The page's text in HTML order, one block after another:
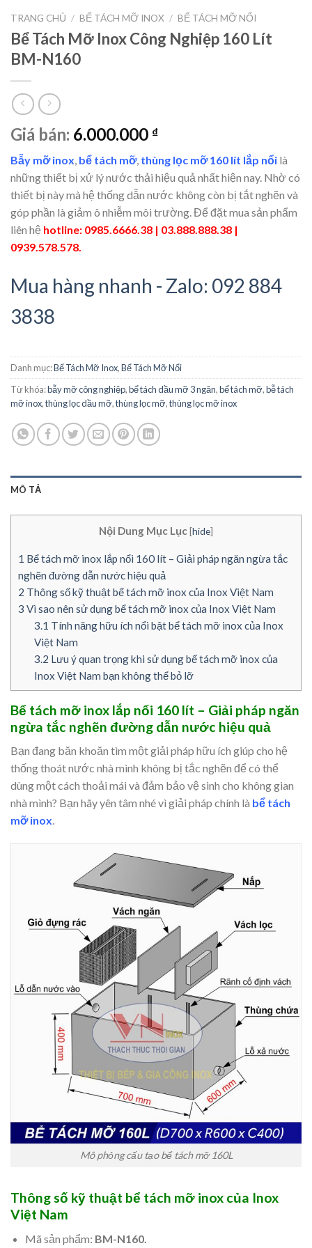
TRANG CHỦ / BỂ TÁCH MỠ INOX / BỂ TÁCH MỠ NỔI
Bể Tách Mỡ Inox Công Nghiệp 160 Lít
BM-N160
Giá bán: 6.000.000 ₫
Bẫy mỡ inox, bể tách mỡ, thùng lọc mỡ 160 lít lắp nổi là
những thiết bị xử lý nước thải hiệu quả nhất hiện nay. Nhờ có
thiết bị này mà hệ thống dẫn nước không còn bị tắt nghẽn và
góp phần là giảm ô nhiễm môi trường. Để đặt mua sản phẩm
liên hệ hotline: 0985.6666.38 | 03.888.888.38 |
0939.578.578.
Mua hàng nhanh - Zalo: 092 884
3838
Danh mục:Bể Tách Mỡ Inox,Bể Tách Mỡ Nổi
Từ khóa:bẫy mỡ công nghiệp,bể tách dầu mỡ 3 ngăn,bể tách mỡ,bễ tách
mỡ inox,thùng lọc dầu mỡ,thùng lọc mỡ,thùng lọc mỡ inox
MÔ TẢ
Nội Dung Mục Lục[hide]
1 Bể tách mỡ inox lắp nổi 160 lít – Giải pháp ngăn ngừa tắc
nghẽn đường dẫn nước hiệu quả
2 Thông số kỹ thuật bể tách mỡ inox của Inox Việt Nam
3 Vì sao nên sử dụng bể tách mỡ inox của Inox Việt Nam
3.1 Tính năng hữu ích nổi bật bể tách mỡ inox của Inox
Việt Nam
3.2 Lưu ý quan trọng khi sử dụng bể tách mỡ inox của
Inox Việt Nam bạn không thể bỏ lỡ
Bể tách mỡ inox lắp nổi 160 lít – Giải pháp ngăn
ngừa tắc nghẽn đường dẫn nước hiệu quả
Bạn đang băn khoăn tìm một giải pháp hữu ích giúp cho hệ
thống thoát nước nhà mình không bị tắc nghẽn để có thể
dùng một cách thoải mái và đảm bảo vệ sinh cho không gian
nhà mình? Bạn hãy yên tâm nhé vì giải pháp chính là bể tách
mỡ inox.
Mô phỏng cấu tạo bể tách mỡ 160L
Thông số kỹ thuật bể tách mỡ inox của Inox
Việt Nam
Mã sản phẩm: BM-N160.